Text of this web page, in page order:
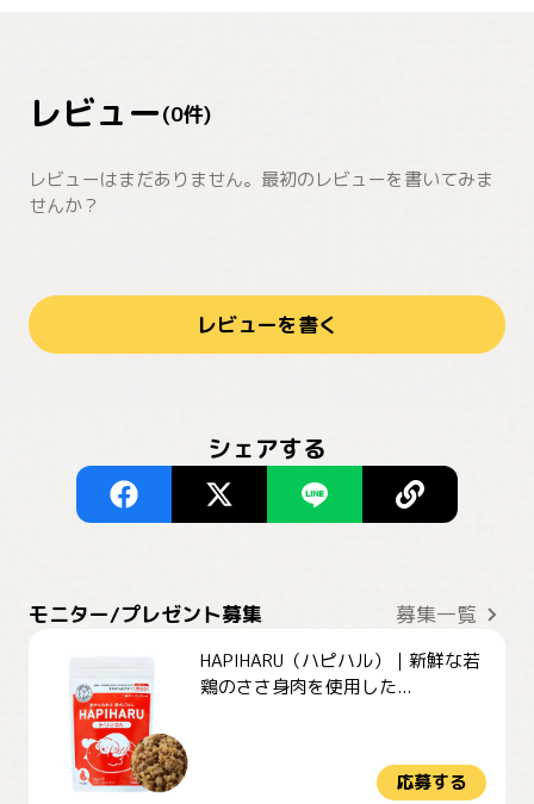
レビュー(0件)
レビューはまだありません。最初のレビューを書いてみま
せんか？
レビューを書く
シェアする
モニター/プレゼント募集 募集一覧
HAPIHARU（ハピハル）｜新鮮な若
鶏のささ身肉を使用した...
応募する